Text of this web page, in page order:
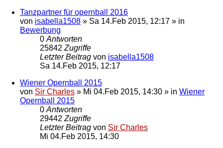
Tanzpartner für opernball 2016
von isabella1508 » Sa 14.Feb 2015, 12:17 » in
Bewerbung
0 Antworten
25842 Zugriffe
Letzter Beitrag von isabella1508
Sa 14.Feb 2015, 12:17
Wiener Opernball 2015
von Sir Charles » Mi 04.Feb 2015, 14:30 » in Wiener
Opernball 2015
0 Antworten
29442 Zugriffe
Letzter Beitrag von Sir Charles
Mi 04.Feb 2015, 14:30